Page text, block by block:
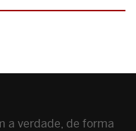
a verdade, de forma